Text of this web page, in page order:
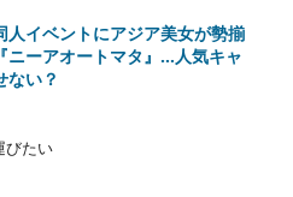
人イベントにアジア美女が勢揃
ニーアオートマタ』…人気キャ
ない？
びたい